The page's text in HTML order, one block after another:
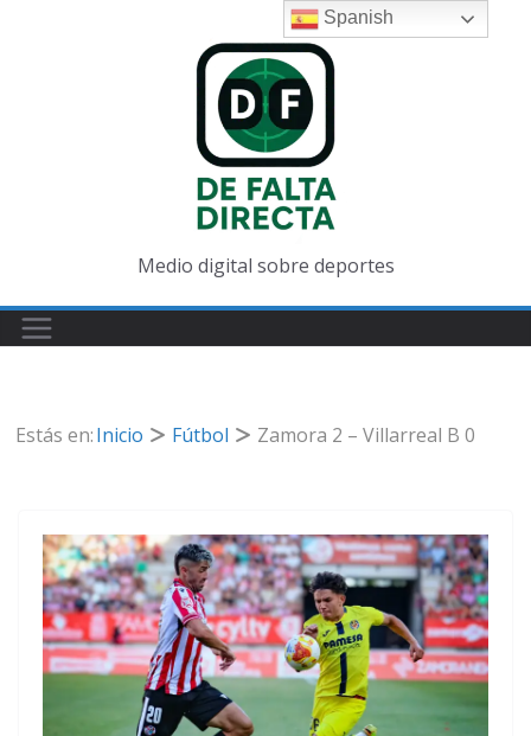
Medio digital sobre deportes
Estás en:Inicio Fútbol Zamora 2 – Villarreal B 0
Spanish